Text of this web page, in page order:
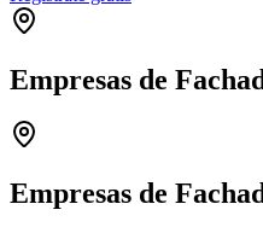
Empresas de
−
Empresas de